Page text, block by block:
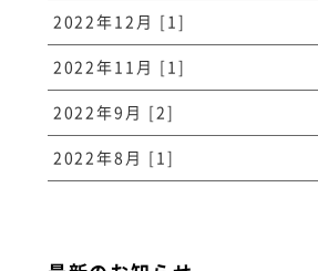
2022年12月 [1]
2022年11月 [1]
2022年9月 [2]
2022年8月 [1]